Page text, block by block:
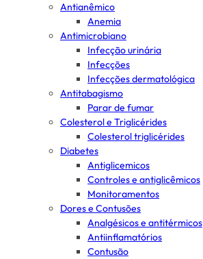
Antianêmico
Anemia
Antimicrobiano
Infecção urinária
Infecções
Infecções dermatológica
Antitabagismo
Parar de fumar
Colesterol e Triglicérides
Colesterol triglicérides
Diabetes
Antiglicemicos
Controles e antiglicêmicos
Monitoramentos
Dores e Contusões
Analgésicos e antitérmicos
Antiinflamatórios
Contusão